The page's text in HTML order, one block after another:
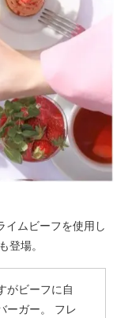
イムビーフを使用し
登場。
がビーフに自
ーガー。 フレ